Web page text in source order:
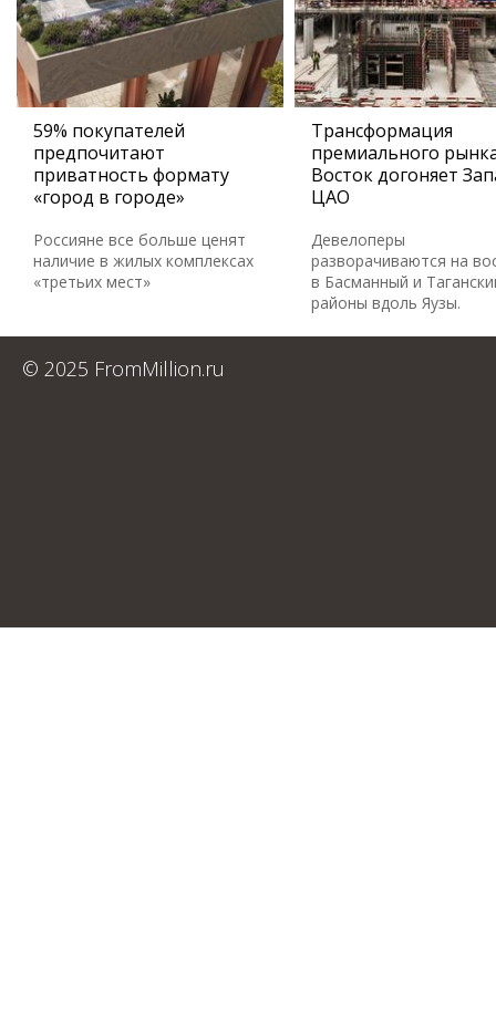
59% покупателей
предпочитают
приватность формату
«город в городе»
Россияне все больше ценят
наличие в жилых комплексах
«третьих мест»
Трансформация
премиального
Восток догоняет
ЦАО
Девелоперы
разворачиваются на
в Басманный и
районы вдоль Яузы.
© 2025 FromMillion.ru